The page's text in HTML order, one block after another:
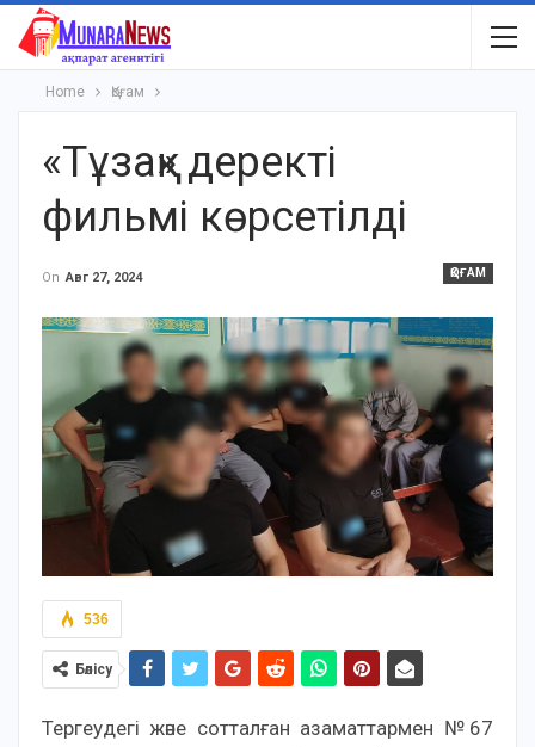
Home Қоғам
«Тұзақ» деректі
фильмі көрсетілді
ҚОҒАМ
On Авг 27, 2024
536
Бөлісу
Тергеудегі және сотталған азаматтармен №67